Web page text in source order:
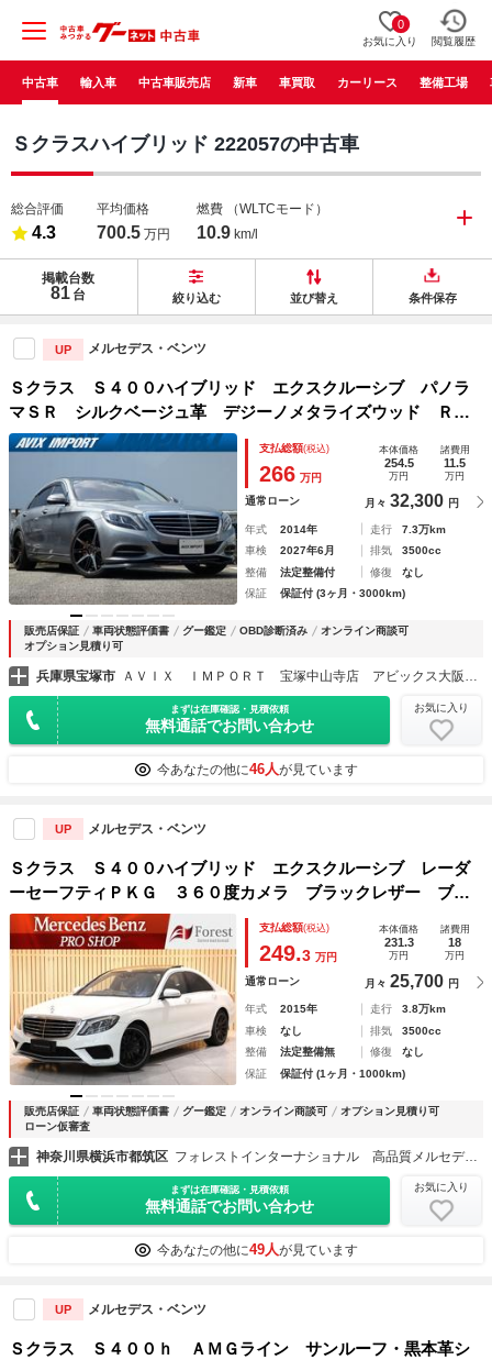
0
お気に入り 閲覧履歴
中古車 輸入車 中古車販売店 新車 車買取 カーリース 整備工場
Ｓクラスハイブリッド 222057の中古車
総合評価
4.3
平均価格
700.5 万円
燃費 （WLTCモード）
10.9 km/l
掲載台数
81 台 絞り込む 並び替え 条件保存
UP メルセデス・ベンツ
Ｓクラス Ｓ４００ハイブリッド エクスクルーシブ パノラ
マＳＲ シルクベージュ革 デジーノメタライズウッド ＲＳ
Ｐ ＬＫＡ ＰＴＳ 純正ＨＤＤナビ地デジ 全周Ｃ Ｂｕｒ
ｍｅｓｔｅｒ３Ｄツィーター カールソン製２０ＡＷ 禁煙
正規Ｄ車
支払総額(税込)
266 万円
本体価格
254.5
万円
諸費用
11.5
万円
通常ローン 月々 32,300 円
年式 2014年 走行
7.3万km
車検
2027年6月 排気
3500cc
整備
法定整備付 修復
なし
保証
保証付 (3ヶ月・3000km)
販売店保証 車両状態評価書 グー鑑定 OBD診断済み
オンライン商談可
オプション見積り可
兵庫県宝塚市 ＡＶＩＸ ＩＭＰＯＲＴ 宝塚中山寺店 アビックス大阪（株）
まずは在庫確認・見積依頼
無料通話でお問い合わせ
お気に入り
今あなたの他に46人が見ています
UP メルセデス・ベンツ
Ｓクラス Ｓ４００ハイブリッド エクスクルーシブ レーダ
ーセーフティＰＫＧ ３６０度カメラ ブラックレザー ブル
メスターサウンド シートヒーター ベンチレーションシー
ト ディストロニックプラス ブラインドスポットアシスト
レーンキープアシスト
支払総額(税込)
249.3 万円
本体価格
231.3
万円
諸費用
18
万円
通常ローン 月々 25,700 円
年式 2015年 走行
3.8万km
車検
なし 排気
3500cc
整備
法定整備無 修復
なし
保証
保証付 (1ヶ月・1000km)
販売店保証 車両状態評価書 グー鑑定 オンライン商談可
オプション見積り可
ローン仮審査
神奈川県横浜市都筑区 フォレストインターナショナル 高品質メルセデスベンツ正規ディーラー車専門店
まずは在庫確認・見積依頼
無料通話でお問い合わせ
お気に入り
今あなたの他に49人が見ています
UP メルセデス・ベンツ
Ｓクラス Ｓ４００ｈ ＡＭＧライン サンルーフ・黒本革シ